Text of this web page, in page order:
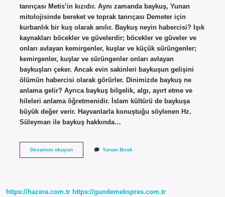
tanrıçası Metis’in kızıdır. Aynı zamanda baykuş, Yunan
mitolojisinde bereket ve toprak tanrıçası Demeter için
kurbanlık bir kuş olarak anılır. Baykuş neyin habercisi? Işık
kaynakları böcekler ve güvelerdir; böcekler ve güveler ve
onları avlayan kemirgenler, kuşlar ve küçük sürüngenler;
kemirgenler, kuşlar ve sürüngenler onları avlayan
baykuşları çeker. Ancak evin sakinleri baykuşun gelişini
ölümün habercisi olarak görürler. Dinimizde baykuş ne
anlama gelir? Ayrıca baykuş bilgelik, algı, ayırt etme ve
hileleri anlama öğretmenidir. İslam kültürü de baykuşa
büyük değer verir. Hayvanlarla konuştuğu söylenen Hz.
Süleyman ile baykuş hakkında…
Devamını okuyunBaykuş
Yorum Bırak
https://hazera.com.tr https://gundemekspres.com.tr